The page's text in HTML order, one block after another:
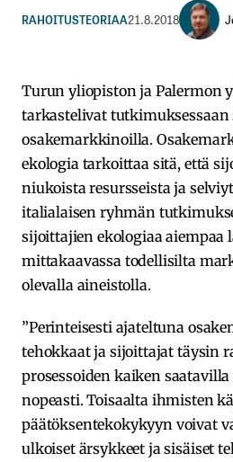
RAHOITUSTEORIAA21.8.2018
Turun yliopiston ja Palermon
tarkastelivat
osakemarkkinoilla.
ekologia tarkoittaa sitä, että
niukoista resursseista ja
italialaisen ryhmän
sijoittajien ekologiaa aiempaa
mittakaavassa todellisilta
olevalla aineistolla.
”Perinteisesti ajateltuna
tehokkaat ja sijoittajat täysin
prosessoiden kaiken
nopeasti. Toisaalta ihmisten
päätöksentekokykyyn voivat
ulkoiset ärsykkeet ja sisäiset